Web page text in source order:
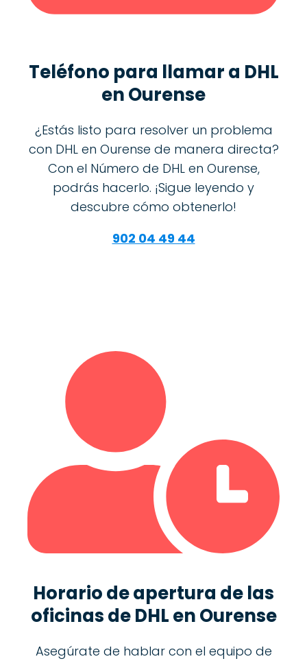
Teléfono para llamar a DHL
en Ourense
¿Estás listo para resolver un problema
con DHL en Ourense de manera directa?
Con el Número de DHL en Ourense,
podrás hacerlo. ¡Sigue leyendo y
descubre cómo obtenerlo!
902 04 49 44
Horario de apertura de las
oficinas de DHL en Ourense
Asegúrate de hablar con el equipo de